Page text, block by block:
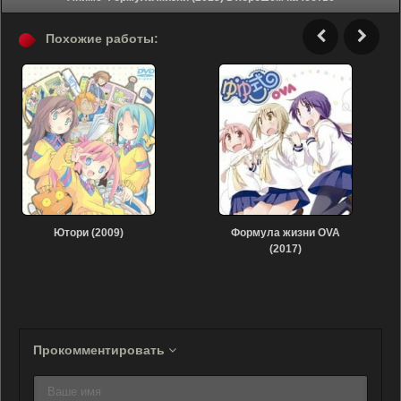
Похожие работы:
Ютори (2009)
Формула жизни OVA
(2017)
Прокомментировать